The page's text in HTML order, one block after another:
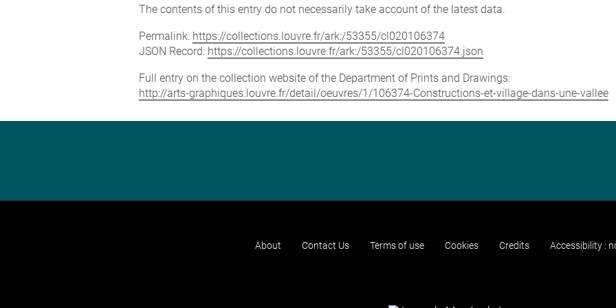
The contents of this entry do not necessarily take account of the latest data.
Permalink: https://collections.louvre.fr/ark:/53355/cl020106374
JSON Record: https://collections.louvre.fr/ark:/53355/cl020106374.json
Full entry on the collection website of the Department of Prints and Drawings:
http://arts-graphiques.louvre.fr/detail/oeuvres/1/106374-Constructions-et-village-dans-une-vallee
About Contact Us Terms of use Cookies Credits Accessibility :